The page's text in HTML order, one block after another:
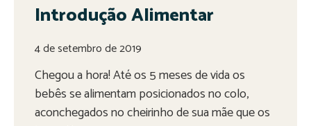
Introdução Alimentar
4 de setembro de 2019
Chegou a hora! Até os 5 meses de vida os
bebês se alimentam posicionados no colo,
aconchegados no cheirinho de sua mãe que os